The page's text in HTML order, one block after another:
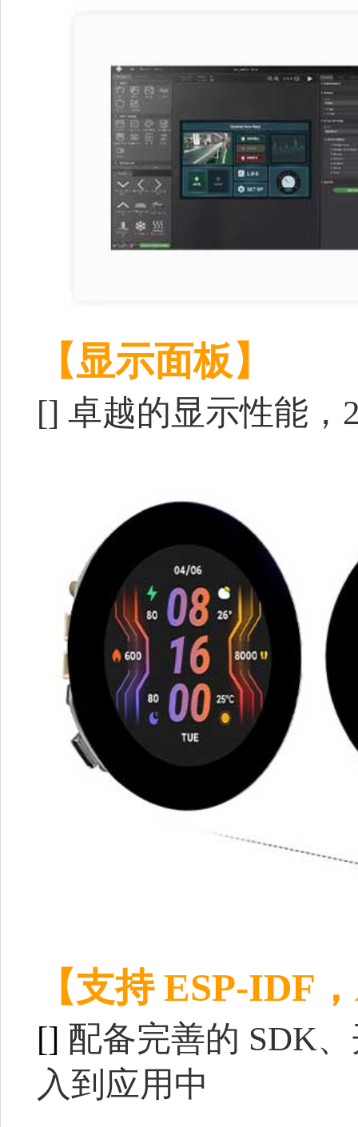
【显示面板】
[] 卓越的显示性能，
【支持 ESP-IDF
[] 配备完善的 SDK
入到应用中